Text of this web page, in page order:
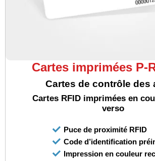
Cartes imprimées P-
Cartes de contrôle des
Cartes RFID imprimées en
verso
Puce de proximité RFID
Code d’identification
Impression en couleur